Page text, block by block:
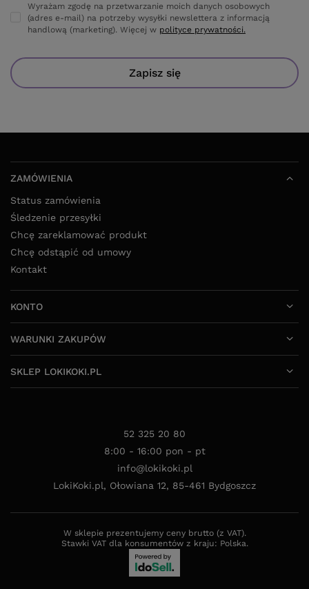
Wyrażam zgodę na przetwarzanie moich danych osobowych
(adres e-mail) na potrzeby wysyłki newslettera z informacją
handlową (marketing). Więcej w polityce prywatności.
Zapisz się
ZAMÓWIENIA
Status zamówienia
Śledzenie przesyłki
Chcę zareklamować produkt
Chcę odstąpić od umowy
Kontakt
KONTO
WARUNKI ZAKUPÓW
SKLEP LOKIKOKI.PL
52 325 20 80
8:00 - 16:00 pon - pt
info@lokikoki.pl
LokiKoki.pl, Ołowiana 12, 85-461 Bydgoszcz
W sklepie prezentujemy ceny brutto (z VAT).
Stawki VAT dla konsumentów z kraju: Polska.